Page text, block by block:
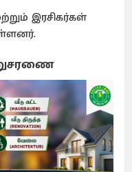
இரசிகர்கள்